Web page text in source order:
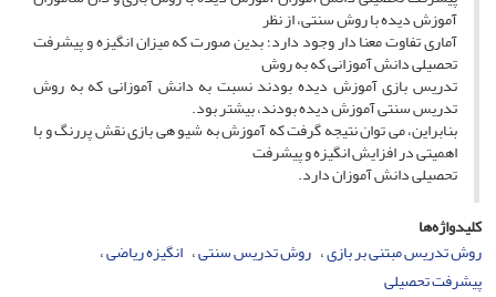
آموزش دیده با روش سنتی، از نظر
آماری تفاوت معنا دار وجود دارد؛ بدین صورت که میزان انگیزه و پیشرفت
تحصیلی دانش آموزانی که به روش
تدریس بازی آموزش دیده بودند نسبت به دانش آموزانی که به روش
تدریس سنتی آموزش دیده بودند، بیشتر بود.
بنابراین، می توان نتیجه گرفت که آموزش به شیو هی بازی نقش پررنگ و با
اهمیتی در افزایش انگیزه و پیشرفت
تحصیلی دانش آموزان دارد.
کلیدواژه‌ها
روش تدریس مبتنی بر بازی روش تدریس سنتی انگیزه ریاضی
پیشرفت تحصیلی